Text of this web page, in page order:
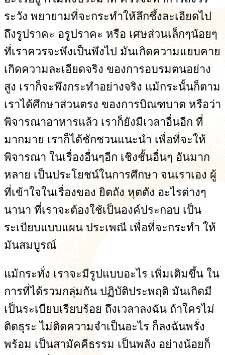
ระวัง พยายามที่จะกระทำให้ลึกซึ้งละเอียดไป
ถึงรูปราคะ อรูปราคะ หรือ เศษส่วนเล็กๆน้อยๆ
ที่เราควรจะพึงเป็นพึงไป มันเกิดความแยบคาย
เกิดความละเอียดจริง ของการอบรมตนอย่าง
สูง เราก็จะพึงกระทำอย่างจริง แม้กระนั้นก็ตาม
เราได้ศึกษาส่วนตรง ของการบิณฑบาต หรือว่า
พิจารณาอาหารแล้ว เราก็ยังมีเวลาอื่นอีก ที่
มากมาย เราก็ได้ชักชวนแนะนำ เพื่อที่จะให้
พิจารณา ในเรื่องอื่นๆอีก เชิงชั้นอื่นๆ อันมาก
หลาย เป็นประโยชน์ในการศึกษา จนเราเอง ผู้
ที่เข้าใจในเรื่องของ ยิตถัง หุตตัง อะไรต่างๆ
นานา ที่เราจะต้องใช้เป็นองค์ประกอบ เป็น
ระเบียบแบบแผน ประเพณี เพื่อที่จะกระทำ ให้
มันสมบูรณ์
แม้กระทั่ง เราจะมีรูปแบบอะไร เพิ่มเติมขึ้น ใน
การที่ได้รวมกลุ่มกัน ปฏิบัติประพฤติ มันเกิดมี
เป็นระเบียบเรียบร้อย ถึงเวลาลงฉัน ถ้าใครไม่
ติดธุระ ไม่ติดความจำเป็นอะไร ก็ลงฉันพรั่ง
พร้อม เป็นสามัคคีธรรม เป็นพลัง อย่างน้อยก็